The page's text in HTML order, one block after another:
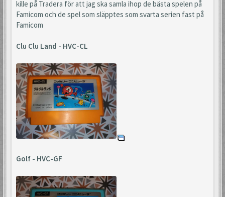
kille på Tradera för att jag ska samla ihop de bästa spelen på
Famicom och de spel som släpptes som svarta serien fast på
Famicom
Clu Clu Land - HVC-CL
Golf - HVC-GF